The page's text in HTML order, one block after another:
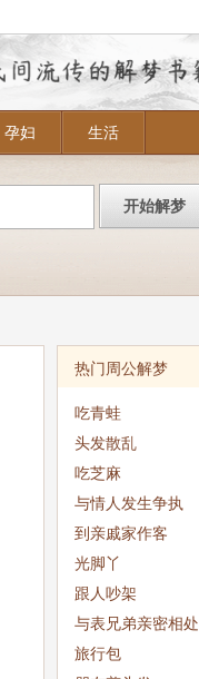
孕妇 生活
热门周公解梦
吃青蛙
头发散乱
吃芝麻
与情人发生争执
到亲戚家作客
光脚丫
跟人吵架
与表兄弟亲密相处
旅行包